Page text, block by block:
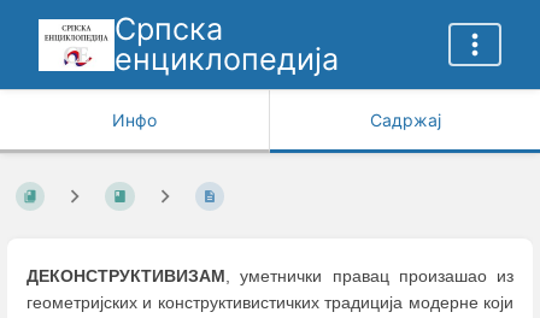
Српска
енциклопедија
Инфо Садржај
ДЕКОНСТРУКТИВИЗАМ, уметнички правац произашao из
геометријских и конструктивистичких традиција модерне који